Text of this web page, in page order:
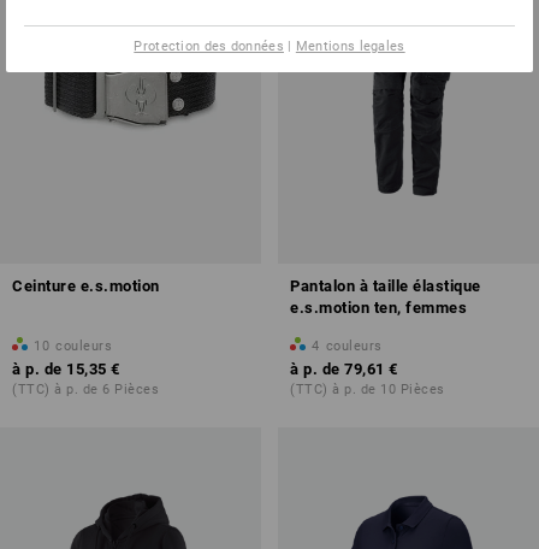
Ceinture e.s.motion
10 couleurs
à p. de 15,35 €
(TTC) à p. de 6 Pièces
Pantalon à taille élastique
e.s.motion ten, femmes
4 couleurs
à p. de 79,61 €
(TTC) à p. de 10 Pièces
Protection des données | Mentions legales